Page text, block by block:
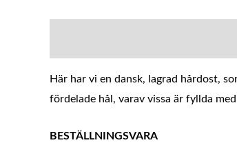
Här har vi en dansk, lagrad hårdost,
fördelade hål, varav vissa är fyllda
BESTÄLLNINGSVARA